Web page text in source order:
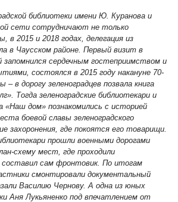
библиотеки имени Ю. Куранова и
сети сотрудничают не только
в 2015 и 2018 годах, делегация из
в Чаусском районе. Первый визит в
запомнился сердечным гостеприимством и
состоялся в 2015 году накануне 70-
в дорогу зеленоградцев позвала книга
Тогда зеленоградские библиотекари и
«Наш дом» познакомились с историей
боевой славы зеленоградского
захоронения, где покоятся его товарищи.
прошли военными дорогами
схему мест, где проходили
составил сам фронтовик. По итогам
смонтировали документальный
Василию Чернову. А одна из юных
Аня Лукьяненко под впечатлением от